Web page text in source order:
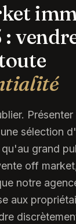
:
sélection
grand
off
notre
aux